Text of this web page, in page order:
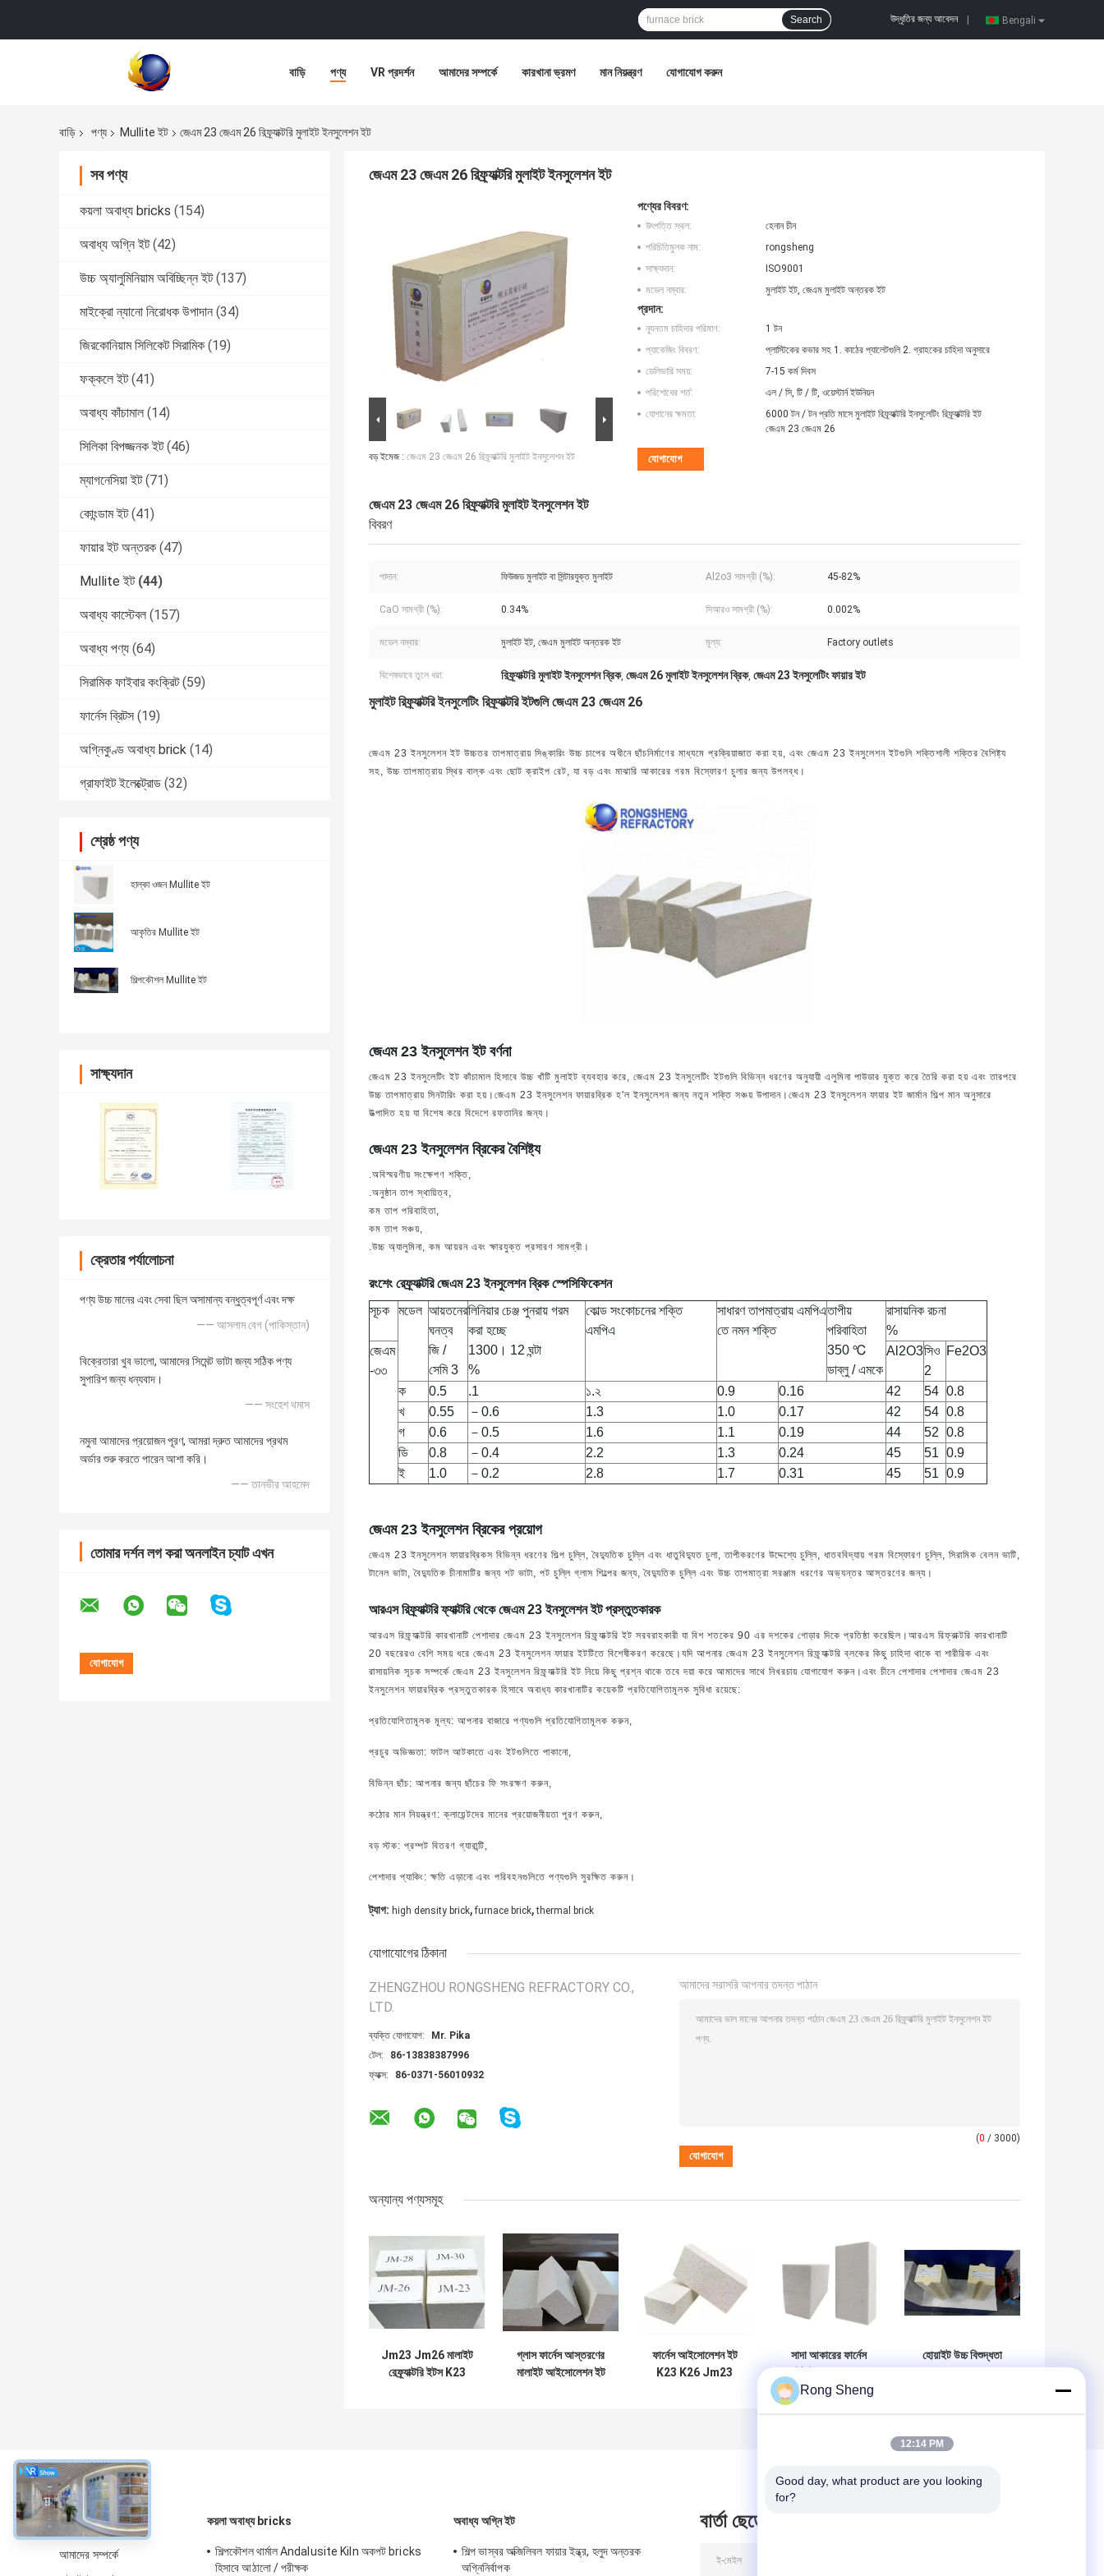
Bengali
উদ্ধৃতির জন্য আবেদন
Search
বাড়ি পণ্য VR প্রদর্শন আমাদের সম্পর্কে কারখানা ভ্রমণ মান নিয়ন্ত্রণ যোগাযোগ করুন
বাড়ি পণ্য Mullite ইট জেএম 23 জেএম 26 রিফ্র্যাক্টরি মুলাইট ইনসুলেশন ইট
সব পণ্য
কয়লা অবাধ্য bricks (154)
অবাধ্য অগ্নি ইট (42)
উচ্চ অ্যালুমিনিয়াম অবিচ্ছিন্ন ইট (137)
মাইক্রো ন্যানো নিরোধক উপাদান (34)
জিরকোনিয়াম সিলিকেট সিরামিক (19)
ফক্কলে ইট (41)
অবাধ্য কাঁচামাল (14)
সিলিকা বিপজ্জনক ইট (46)
ম্যাগনেসিয়া ইট (71)
কোংন্ডাম ইট (41)
ফায়ার ইট অন্তরক (47)
Mullite ইট (44)
অবাধ্য কাস্টেবল (157)
অবাধ্য পণ্য (64)
সিরামিক ফাইবার কংক্রিট (59)
ফার্নেস ব্রিটস (19)
অগ্নিকুণ্ড অবাধ্য brick (14)
গ্রাফাইট ইলেক্ট্রোড (32)
শ্রেষ্ঠ পণ্য
হাল্কা ওজন Mullite ইট
আকৃতির Mullite ইট
শিল্পকৌশল Mullite ইট
সাক্ষ্যদান
ক্রেতার পর্যালোচনা
পণ্য উচ্চ মানের এবং সেবা ছিল অসামান্য বন্ধুত্বপূর্ণ এবং দক্ষ
—— আসলাম বেগ (পাকিস্তান)
বিক্রেতারা খুব ভালো, আমাদের সিমেন্ট ভাটা জন্য সঠিক পণ্য
সুপারিশ জন্য ধন্যবাদ।
—— সংহেশ থমাস
নমুনা আমাদের প্রয়োজন পূরণ, আমরা দ্রুত আমাদের প্রথম
অর্ডার শুরু করতে পারেন আশা করি।
—— তানভীর আহমেদ
তোমার দর্শন লগ করা অনলাইন চ্যাট এখন
জেএম 23 জেএম 26 রিফ্র্যাক্টরি মুলাইট ইনসুলেশন ইট
বড় ইমেজ : জেএম 23 জেএম 26 রিফ্র্যাক্টরি মুলাইট ইনসুলেশন ইট
পণ্যের বিবরণ:
উৎপত্তি স্থল:
হেনান চীন
পরিচিতিমুলক নাম:
rongsheng
সাক্ষ্যদান:
ISO9001
মডেল নম্বার:
মুলাইট ইট, জেএম মুলাইট অন্তরক ইট
প্রদান:
ন্যূনতম চাহিদার পরিমাণ:
1 টন
প্যাকেজিং বিবরণ:
প্লাস্টিকের কভার সহ 1. কাঠের প্যালেটগুলি 2. গ্রাহকের চাহিদা অনুসারে
ডেলিভারি সময়:
7-15 কর্ম দিবস
পরিশোধের শর্ত:
এল / সি, টি / টি, ওয়েস্টার্ন ইউনিয়ন
যোগানের ক্ষমতা:
6000 টন / টন প্রতি মাসে মুলাইট রিফ্র্যাক্টরি ইনসুলেটিং রিফ্র্যাক্টরি ইট
জেএম 23 জেএম 26
যোগাযোগ
জেএম 23 জেএম 26 রিফ্র্যাক্টরি মুলাইট ইনসুলেশন ইট
বিবরণ
পাদান: ফিউজড মুলাইট বা সিন্টারযুক্ত মুলাইট Al2o3 সামগ্রী (%): 45-82%
CaO সামগ্রী (%): 0.34% সিআরও সামগ্রী (%): 0.002%
মডেল নম্বার: মুলাইট ইট, জেএম মুলাইট অন্তরক ইট মূল্য: Factory outlets
বিশেষভাবে তুলে ধরা: রিফ্র্যাক্টরি মুলাইট ইনসুলেশন ব্রিক, জেএম 26 মুলাইট ইনসুলেশন ব্রিক, জেএম 23 ইনসুলেটিং ফায়ার ইট
মুলাইট রিফ্র্যাক্টরি ইনসুলেটিং রিফ্র্যাক্টরি ইটগুলি জেএম 23 জেএম 26
জেএম 23 ইনসুলেশন ইট উচ্চতর তাপমাত্রায় সিঙ্কারিং উচ্চ চাপের অধীনে ছাঁচনির্মাণের মাধ্যমে প্রক্রিয়াজাত করা হয়, এবং জেএম 23 ইনসুলেশন ইটগুলি শক্তিশালী শক্তির বৈশিষ্ট্য
সহ, উচ্চ তাপমাত্রায় স্থির বাল্ক এবং ছোট ক্রাইপ রেট, যা বড় এবং মাঝারি আকারের গরম বিস্ফোরণ চুলার জন্য উপলব্ধ।
জেএম 23 ইনসুলেশন ইট বর্ণনা
জেএম 23 ইনসুলেটিং ইট কাঁচামাল হিসাবে উচ্চ খাঁটি মুলাইট ব্যবহার করে, জেএম 23 ইনসুলেটিং ইটগুলি বিভিন্ন ধরণের অনুযায়ী এলুমিনা পাউডার যুক্ত করে তৈরি করা হয় এবং তারপরে
উচ্চ তাপমাত্রায় সিনটারিং করা হয়।জেএম 23 ইনসুলেশন ফায়ারব্রিক হ'ল ইনসুলেশন জন্য নতুন শক্তি সঞ্চয় উপাদান।জেএম 23 ইনসুলেশন ফায়ার ইট জার্মান শিল্প মান অনুসারে
উত্পাদিত হয় যা বিশেষ করে বিদেশে রফতানির জন্য।
জেএম 23 ইনসুলেশন ব্রিকের বৈশিষ্ট্য
.অবিস্মরণীয় সংক্ষেপণ শক্তি,
.অনুষ্ঠান তাপ স্থায়িত্ব,
কম তাপ পরিবাহিতা,
কম তাপ সঞ্চয়,
.উচ্চ অ্যালুমিনা, কম আয়রন এবং ক্ষারযুক্ত প্রসারণ সামগ্রী।
রংশেং রেফ্র্যাক্টরি জেএম 23 ইনসুলেশন ব্রিক স্পেসিফিকেশন
সূচক
মডেল আয়তনের
ঘনত্ব
জি /
সেমি 3
লিনিয়ার চেঞ্জ পুনরায় গরম
করা হচ্ছে
1300। 12 ঘন্টা
%
কোল্ড সংকোচনের শক্তি
এমপিএ
সাধারণ তাপমাত্রায় এমপিএ
তে নমন শক্তি
তাপীয়
পরিবাহিতা
350 ℃
ডাব্লু / এমকে
রাসায়নিক রচনা
%
জেএম
-৩৩
Al2O3সিও
2
Fe2O3
ক 0.5 .1 ১.২ 0.9 0.16 42 54 0.8
খ
0.55 －0.6 1.3 1.0 0.17 42 54 0.8
গ
0.6 －0.5 1.6 1.1 0.19 44 52 0.8
ডি
0.8 －0.4 2.2 1.3 0.24 45 51 0.9
ই
1.0 －0.2 2.8 1.7 0.31 45 51 0.9
জেএম 23 ইনসুলেশন ব্রিকের প্রয়োগ
জেএম 23 ইনসুলেশন ফায়ারব্রিকস বিভিন্ন ধরণের শিল্প চুল্লি, বৈদ্যুতিক চুল্লি এবং ধাতুবিদ্যুত চুলা, তাপীকরণের উদ্দেশ্যে চুল্লি, ধাতববিদ্যায় গরম বিস্ফোরণ চুল্লি, সিরামিক বেলন ভাটি,
টানেল ভাটা, বৈদ্যুতিক চীনামাটির জন্য শট ভাটা, পট চুল্লি গ্লাস শিল্পের জন্য, বৈদ্যুতিক চুল্লি এবং উচ্চ তাপমাত্রা সরঞ্জাম ধরণের অভ্যন্তর আস্তরণের জন্য।
আরএস রিফ্র্যাক্টরি ফ্যাক্টরি থেকে জেএম 23 ইনসুলেশন ইট প্রস্তুতকারক
আরএস রিফ্র্যাক্টরি কারখানাটি পেশাদার জেএম 23 ইনসুলেশন রিফ্র্যাক্টরি ইট সরবরাহকারী যা বিশ শতকের 90 এর দশকের গোড়ার দিকে প্রতিষ্ঠা করেছিল।আরএস রিফ্রাক্টরি কারখানাটি
20 বছরেরও বেশি সময় ধরে জেএম 23 ইনসুলেশন ফায়ার ইটটিতে বিশেষীকরণ করেছে।যদি আপনার জেএম 23 ইনসুলেশন রিফ্র্যাক্টরি ব্লকের কিছু চাহিদা থাকে বা শারীরিক এবং
রাসায়নিক সূচক সম্পর্কে জেএম 23 ইনসুলেশন রিফ্র্যাক্টরি ইট নিয়ে কিছু প্রশ্ন থাকে তবে দয়া করে আমাদের সাথে নিখরচায় যোগাযোগ করুন।এবং চীনে পেশাদার পেশাদার জেএম 23
ইনসুলেশন ফায়ারব্রিক প্রস্তুতকারক হিসাবে অবাধ্য কারখানাটির কয়েকটি প্রতিযোগিতামূলক সুবিধা রয়েছে:
প্রতিযোগিতামূলক মূল্য: আপনার বাজারে পণ্যগুলি প্রতিযোগিতামূলক করুন,
প্রচুর অভিজ্ঞতা: ফাটল আটকাতে এবং ইটগুলিতে পাকানো,
বিভিন্ন ছাঁচ: আপনার জন্য ছাঁচের ফি সংরক্ষণ করুন,
কঠোর মান নিয়ন্ত্রণ: ক্লায়েন্টদের মানের প্রয়োজনীয়তা পূরণ করুন,
বড় স্টক: প্রম্পট বিতরণ গ্যারান্টি,
পেশাদার প্যাকিং: ক্ষতি এড়ানো এবং পরিবহনগুলিতে পণ্যগুলি সুরক্ষিত করুন।
ট্যাগ: high density brick, furnace brick, thermal brick
যোগাযোগের ঠিকানা
ZHENGZHOU RONGSHENG REFRACTORY CO.,
LTD.
ব্যক্তি যোগাযোগ:
Mr. Pika
টেল:
86-13838387996
ফ্যাক্স:
86-0371-56010932
আমাদের সরাসরি আপনার তদন্ত পাঠান
(0 / 3000)
অন্যান্য পণ্যসমূহ
Jm23 Jm26 মালাইট
রেফ্র্যাক্টরি ইটস K23
গ্লাস ফার্নেস আস্তরণের
মালাইট আইসোলেশন ইট
ফার্নেস আইসোলেশন ইট
K23 K26 Jm23
সাদা আকারের ফার্নেস
ফায়ার ইটগুলি অন্তরক করে
হোয়াইট উচ্চ বিশুদ্ধতা
সম্বন্ধে
আমাদের সম্পর্কে
কয়লা অবাধ্য bricks
শিল্পকৌশল থার্মাল Andalusite Kiln অকপট bricks
হিসাবে আঠালো / পরীক্ষক
অবাধ্য অগ্নি ইট
শিল্প ভাস্বর অক্জিলিবল ফায়ার ইন্ধ্র, হলুদ অন্তরক
অগ্নিনির্বাপক
বার্তা ছেড়ে
Rong Sheng
12:14 PM
Good day, what product are you looking
for?